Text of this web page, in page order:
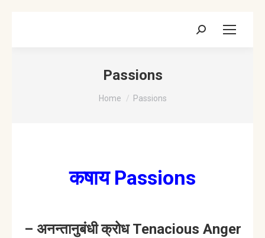
Search:
Passions
You are here:
Home Passions
कषाय Passions
– अनन्तानुबंधी क्रोध Tenacious Anger